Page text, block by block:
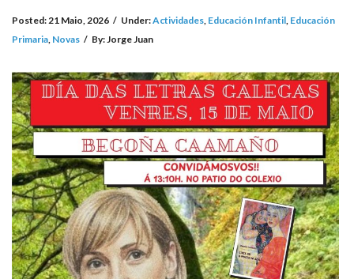
Posted:21 Maio, 2026 / Under:Actividades, Educación Infantil, Educación
Primaria, Novas / By:Jorge Juan